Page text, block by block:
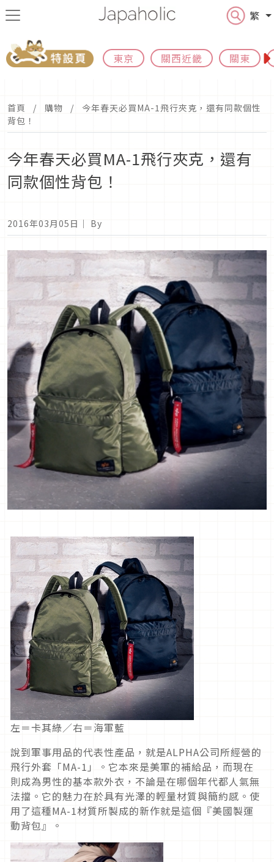
繁
東京 關西近畿 關東
首頁 購物
今年春天必買MA-1飛行夾克，還有同款個性
背包！
今年春天必買MA-1飛行夾克，還有
同款個性背包！
2016年03月05日 ｜ By
左＝卡其綠／右＝海軍藍
說到軍事用品的代表性產品，就是ALPHA公司所經營的
飛行外套「MA-1」。它本來是美軍的補給品，而現在
則成為男性的基本款外衣，不論是在哪個年代都人氣無
法擋。它的魅力在於具有光澤的輕量材質與簡約感。使
用了這種MA-1材質所製成的新作就是這個『美國製運
動背包』。